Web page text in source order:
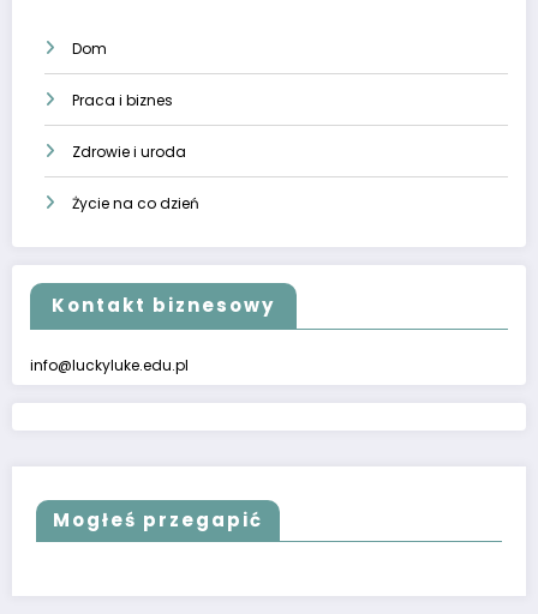
Dom
Praca i biznes
Zdrowie i uroda
Życie na co dzień
Kontakt biznesowy
info@luckyluke.edu.pl
Mogłeś przegapić